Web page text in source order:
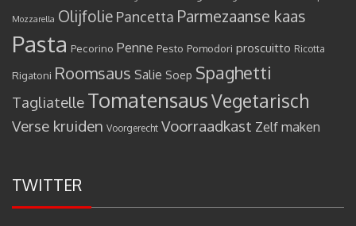
Mozzarella Olijfolie Pancetta Parmezaanse kaas
Pasta Pecorino Penne Pesto Pomodori proscuitto Ricotta
Rigatoni Roomsaus Salie Soep Spaghetti
Tagliatelle TomatensausVegetarisch
Verse kruiden Voorgerecht Voorraadkast Zelf maken
TWITTER